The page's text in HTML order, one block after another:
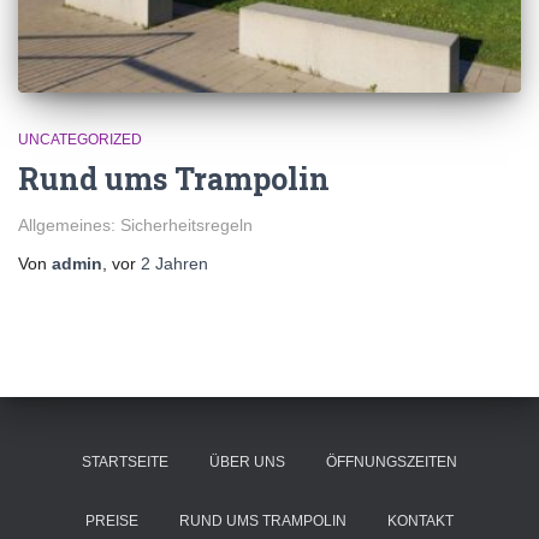
UNCATEGORIZED
Rund ums Trampolin
Allgemeines: Sicherheitsregeln
Von admin , vor 2 Jahren
STARTSEITE ÜBER UNS ÖFFNUNGSZEITEN
PREISE RUND UMS TRAMPOLIN KONTAKT